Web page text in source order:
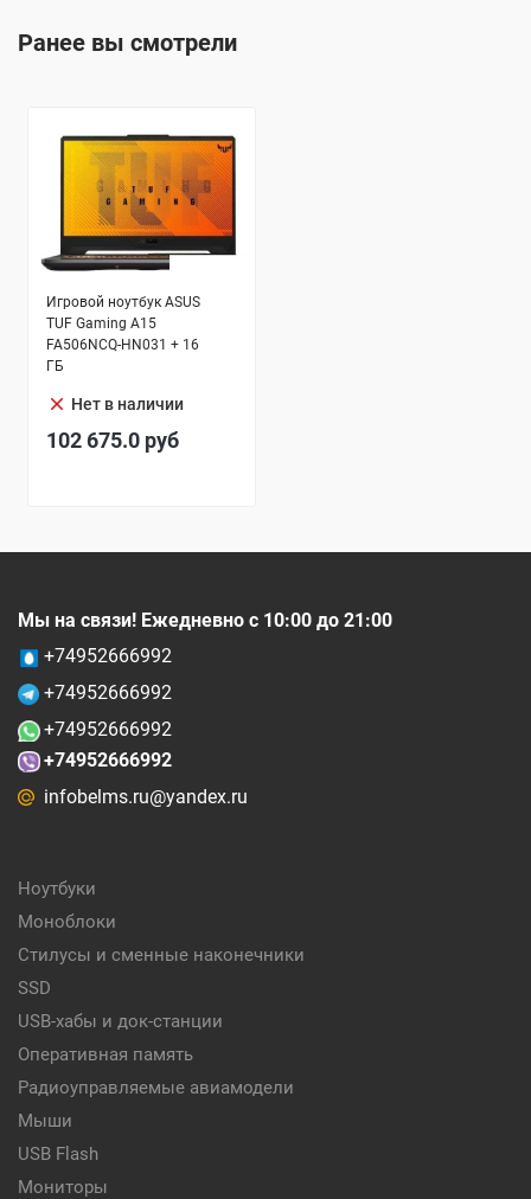
Ранее вы смотрели
Игровой ноутбук ASUS
TUF Gaming A15
FA506NCQ-HN031 + 16
ГБ
clear Нет в наличии
102 675.0 руб
Мы на связи! Ежедневно с 10:00 до 21:00
+74952666992
+74952666992
+74952666992
+74952666992
infobelms.ru@yandex.ru
Ноутбуки
Моноблоки
Стилусы и сменные наконечники
SSD
USB-хабы и док-станции
Оперативная память
Радиоуправляемые авиамодели
Мыши
USB Flash
Мониторы